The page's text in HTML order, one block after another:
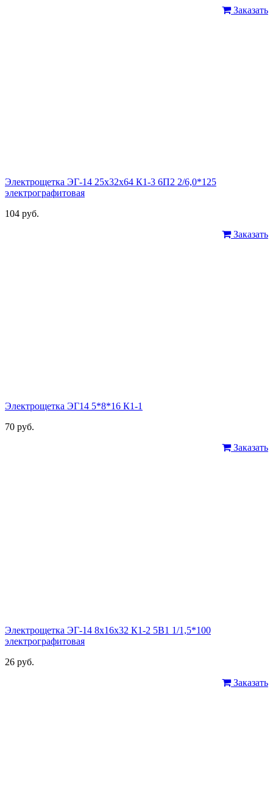
Заказать
Электрощетка ЭГ-14 25х32х64 К1-3 6П2 2/6,0*125
электрографитовая
104 руб.
Заказать
Электрощетка ЭГ14 5*8*16 К1-1
70 руб.
Заказать
Электрощетка ЭГ-14 8х16х32 К1-2 5В1 1/1,5*100
электрографитовая
26 руб.
Заказать